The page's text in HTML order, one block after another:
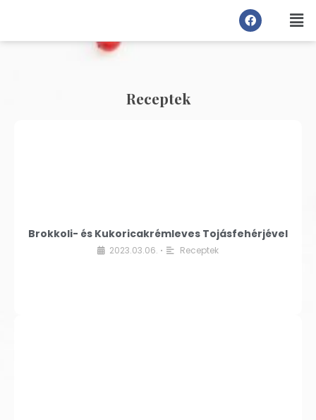
Receptek
Brokkoli- és Kukoricakrémleves Tojásfehérjével
2023.03.06. • Receptek